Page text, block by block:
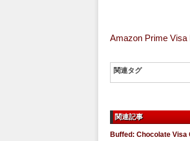
Amazon Prime Visa
関連タグ
関連記事
Buffed: Chocolate Visa